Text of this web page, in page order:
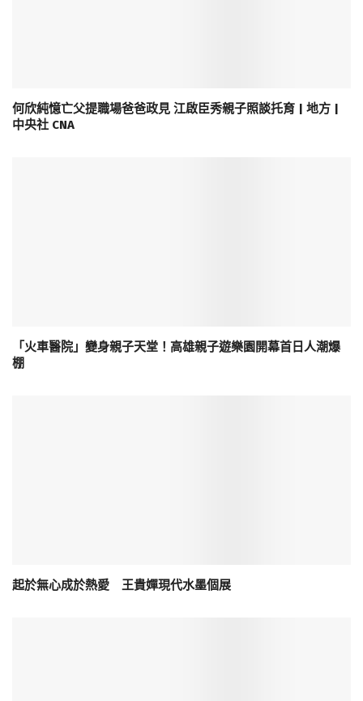
何欣純憶亡父提職場爸爸政見 江啟臣秀親子照談托育 | 地方 |
中央社 CNA
「火車醫院」變身親子天堂！高雄親子遊樂園開幕首日人潮爆
棚
起於無心成於熱愛 王貴嬋現代水墨個展